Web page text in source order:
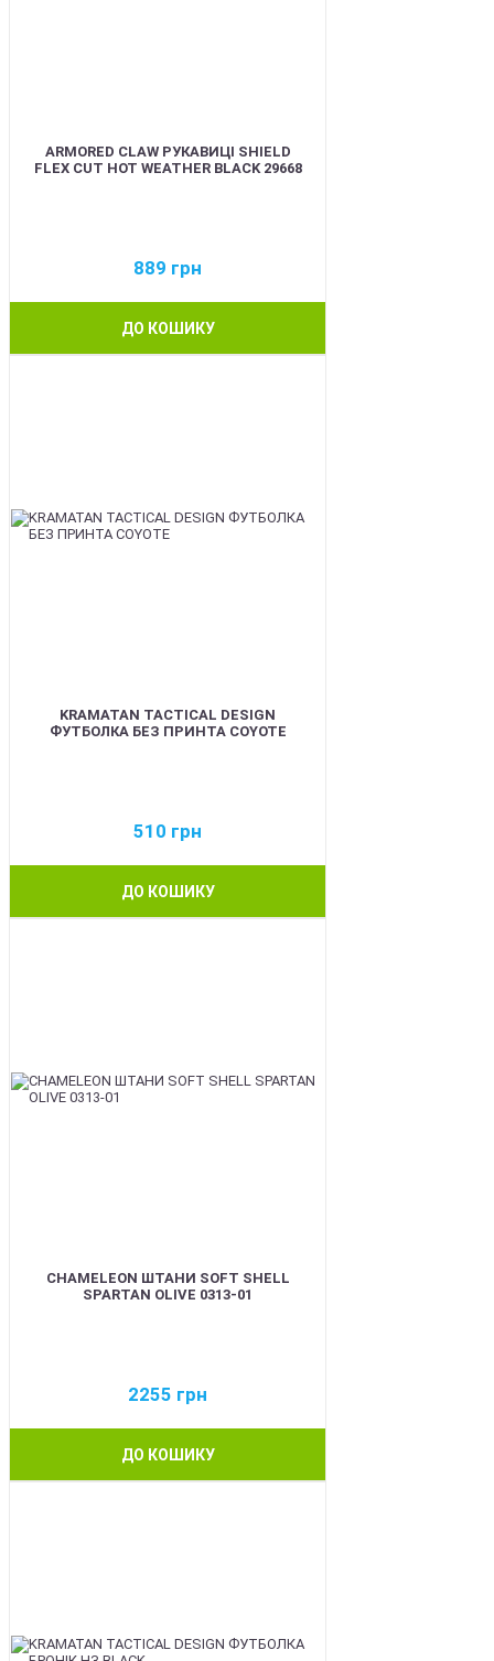
ARMORED CLAW РУКАВИЦІ SHIELD
FLEX CUT HOT WEATHER BLACK 29668
889 грн
ДО КОШИКУ
KRAMATAN TACTICAL DESIGN
ФУТБОЛКА БЕЗ ПРИНТА COYOTE
510 грн
ДО КОШИКУ
CHAMELEON ШТАНИ SOFT SHELL
SPARTAN OLIVE 0313-01
2255 грн
ДО КОШИКУ